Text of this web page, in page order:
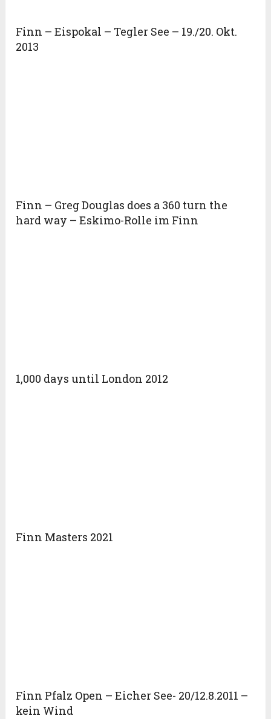
Finn – Eispokal – Tegler See – 19./20. Okt.
2013
Finn – Greg Douglas does a 360 turn the
hard way – Eskimo-Rolle im Finn
1,000 days until London 2012
Finn Masters 2021
Finn Pfalz Open – Eicher See- 20/12.8.2011 –
kein Wind